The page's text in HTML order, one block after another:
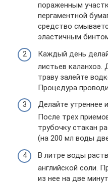
пораженным
пергаментной
средство
эластичным
Каждый день
листьев каланхоэ.
траву залейте
Процедура
Делайте утреннее
После трех
трубочку стакан
(на 200 мл воды
В литре воды
английской соли.
из нее на две